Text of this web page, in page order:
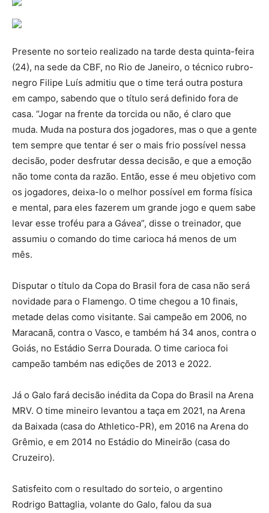
Presente no sorteio realizado na tarde desta quinta-feira
(24), na sede da CBF, no Rio de Janeiro, o técnico rubro-
negro Filipe Luís admitiu que o time terá outra postura
em campo, sabendo que o título será definido fora de
casa. “Jogar na frente da torcida ou não, é claro que
muda. Muda na postura dos jogadores, mas o que a gente
tem sempre que tentar é ser o mais frio possível nessa
decisão, poder desfrutar dessa decisão, e que a emoção
não tome conta da razão. Então, esse é meu objetivo com
os jogadores, deixa-lo o melhor possível em forma física
e mental, para eles fazerem um grande jogo e quem sabe
levar esse troféu para a Gávea”, disse o treinador, que
assumiu o comando do time carioca há menos de um
mês.
Disputar o título da Copa do Brasil fora de casa não será
novidade para o Flamengo. O time chegou a 10 finais,
metade delas como visitante. Sai campeão em 2006, no
Maracanã, contra o Vasco, e também há 34 anos, contra o
Goiás, no Estádio Serra Dourada. O time carioca foi
campeão também nas edições de 2013 e 2022.
Já o Galo fará decisão inédita da Copa do Brasil na Arena
MRV. O time mineiro levantou a taça em 2021, na Arena
da Baixada (casa do Athletico-PR), em 2016 na Arena do
Grêmio, e em 2014 no Estádio do Mineirão (casa do
Cruzeiro).
Satisfeito com o resultado do sorteio, o argentino
Rodrigo Battaglia, volante do Galo, falou da sua